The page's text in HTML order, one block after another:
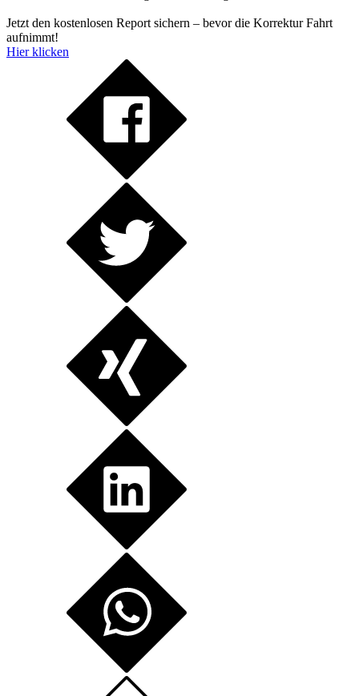
Jetzt den kostenlosen Report sichern – bevor die Korrektur Fahrt
aufnimmt!
Hier klicken